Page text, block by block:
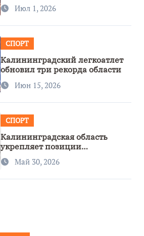
первенстве России
Июл 1, 2026
СПОРТ
Калининградский легкоатлет
обновил три рекорда области
Июн 15, 2026
СПОРТ
Калининградская область
укрепляет позиции
спортивного региона
Май 30, 2026